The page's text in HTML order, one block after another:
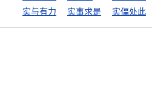
实与有力
实事求是 实偪处此